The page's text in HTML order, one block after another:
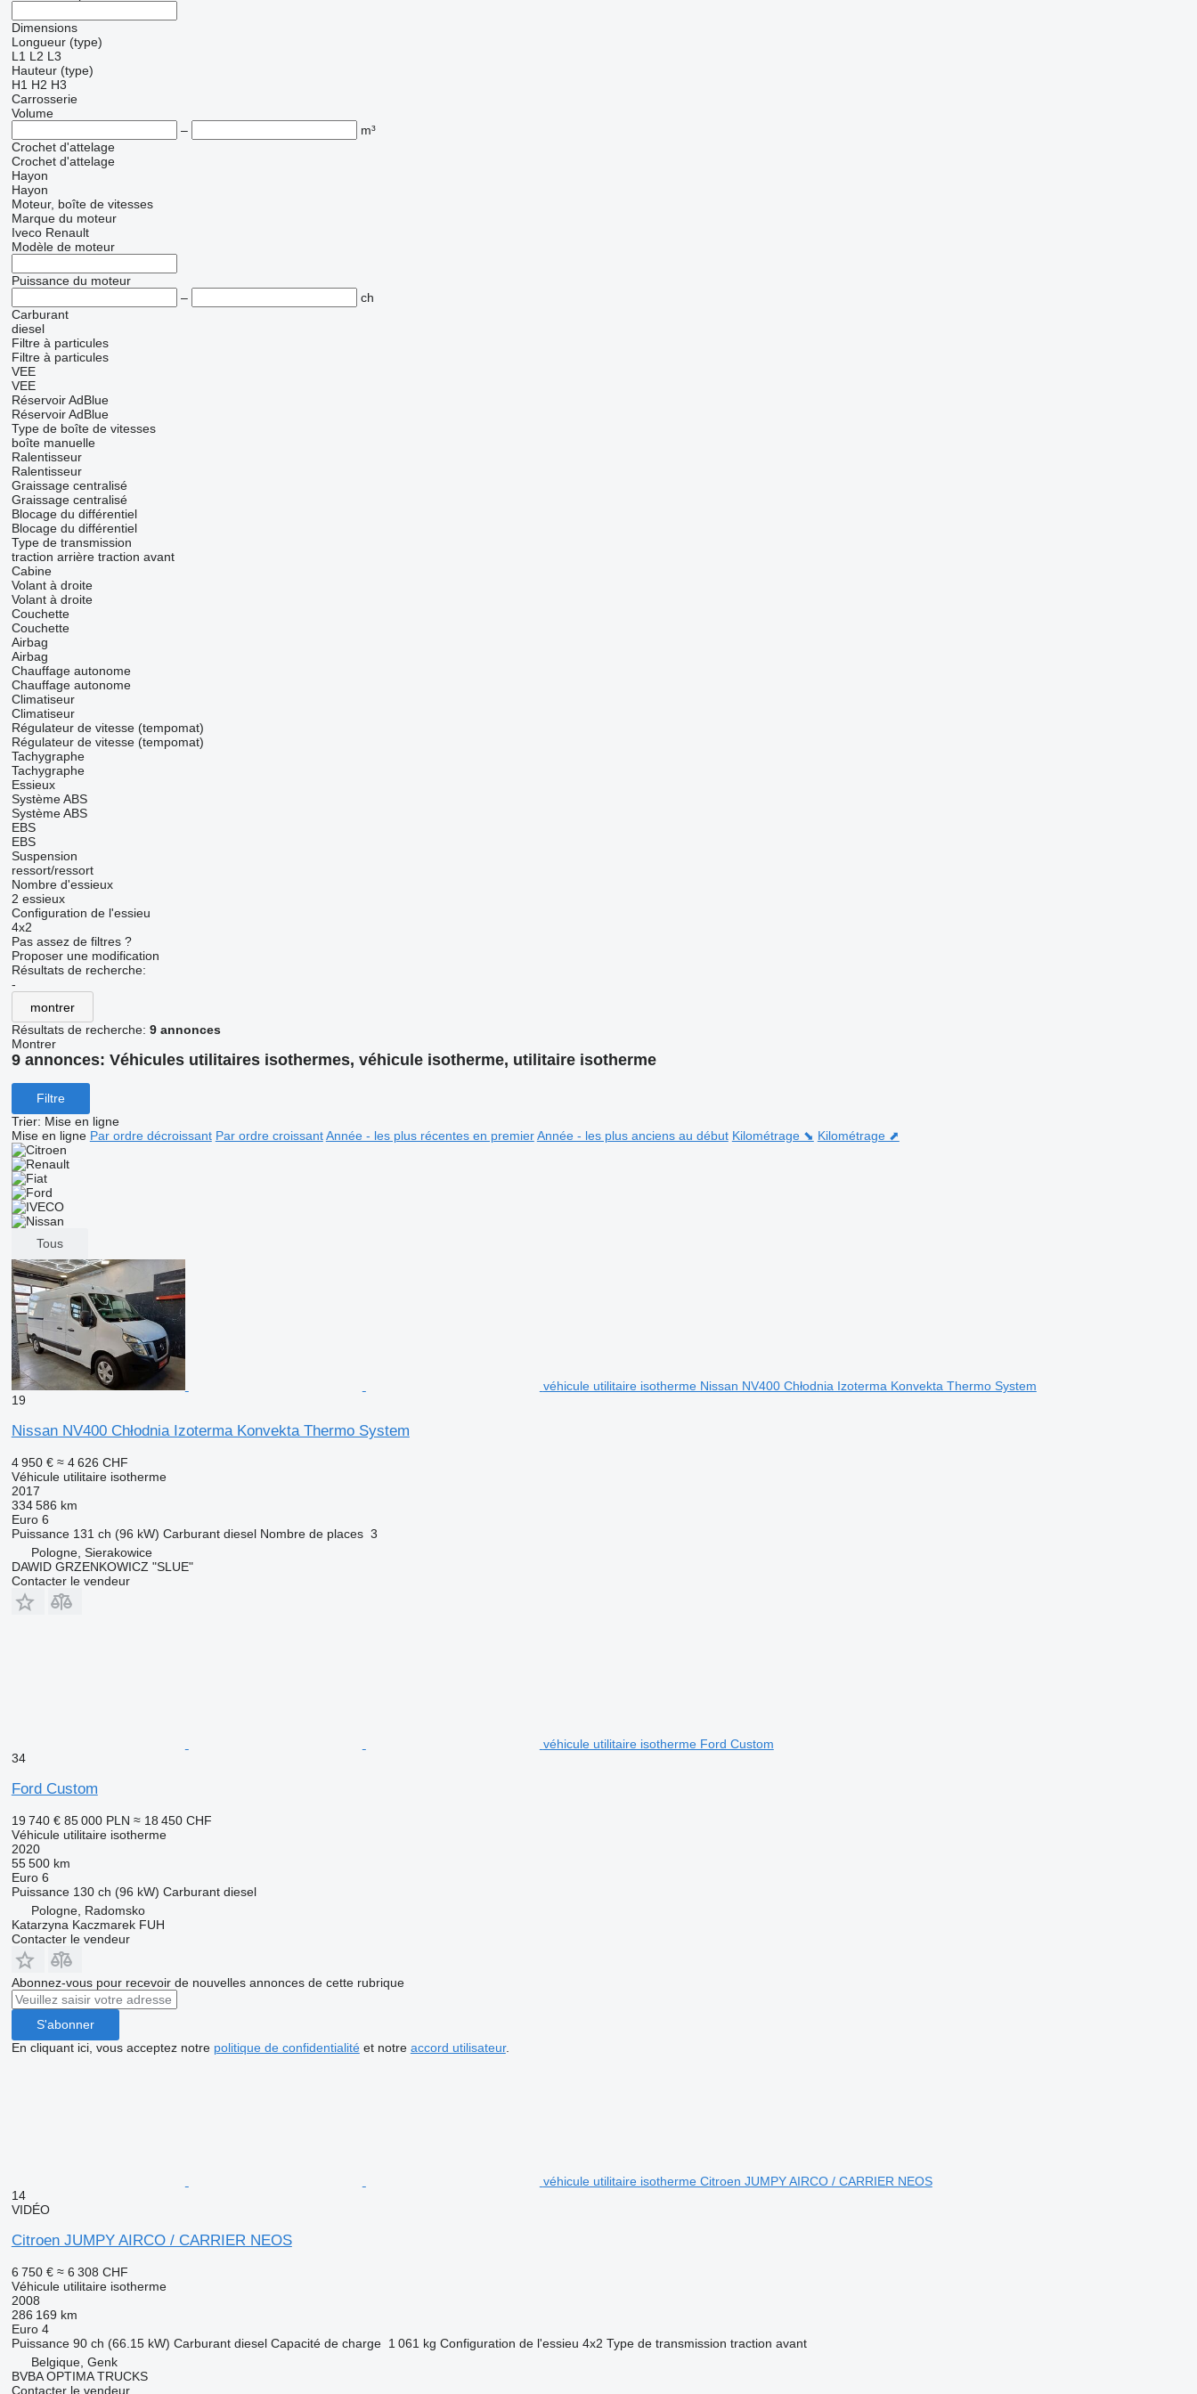
Dimensions
Longueur (type)
L1 L2 L3
Hauteur (type)
H1 H2 H3
Carrosserie
Volume
–
m³
Crochet d'attelage
Crochet d'attelage
Hayon
Hayon
Moteur, boîte de vitesses
Marque du moteur
Iveco Renault
Modèle de moteur
Puissance du moteur
–
ch
Carburant
diesel
Filtre à particules
Filtre à particules
VEE
VEE
Réservoir AdBlue
Réservoir AdBlue
Type de boîte de vitesses
boîte manuelle
Ralentisseur
Ralentisseur
Graissage centralisé
Graissage centralisé
Blocage du différentiel
Blocage du différentiel
Type de transmission
traction arrière traction avant
Cabine
Volant à droite
Volant à droite
Couchette
Couchette
Airbag
Airbag
Chauffage autonome
Chauffage autonome
Climatiseur
Climatiseur
Régulateur de vitesse (tempomat)
Régulateur de vitesse (tempomat)
Tachygraphe
Tachygraphe
Essieux
Système ABS
Système ABS
EBS
EBS
Suspension
ressort/ressort
Nombre d'essieux
2 essieux
Configuration de l'essieu
4x2
Pas assez de filtres ?
Proposer une modification
Résultats de recherche:
-
montrer
Résultats de recherche: 9 annonces
Montrer
9 annonces: Véhicules utilitaires isothermes, véhicule isotherme, utilitaire isotherme
Filtre
Trier: Mise en ligne
Mise en ligne Par ordre décroissant Par ordre croissant Année - les plus récentes en premier Année - les plus anciens au début Kilométrage ⬊ Kilométrage ⬈
Tous
véhicule utilitaire isotherme Nissan NV400 Chłodnia Izoterma Konvekta Thermo System
19
Nissan NV400 Chłodnia Izoterma Konvekta Thermo System
4 950 € ≈ 4 626 CHF
Véhicule utilitaire isotherme
2017
334 586 km
Euro 6
Puissance 131 ch (96 kW) Carburant diesel Nombre de places 3
Pologne, Sierakowice
DAWID GRZENKOWICZ "SLUE"
Contacter le vendeur
véhicule utilitaire isotherme Ford Custom
34
Ford Custom
19 740 € 85 000 PLN ≈ 18 450 CHF
Véhicule utilitaire isotherme
2020
55 500 km
Euro 6
Puissance 130 ch (96 kW) Carburant diesel
Pologne, Radomsko
Katarzyna Kaczmarek FUH
Contacter le vendeur
Abonnez-vous pour recevoir de nouvelles annonces de cette rubrique
S'abonner
En cliquant ici, vous acceptez notre politique de confidentialitéet notre accord utilisateur.
véhicule utilitaire isotherme Citroen JUMPY AIRCO / CARRIER NEOS
14
VIDÉO
Citroen JUMPY AIRCO / CARRIER NEOS
6 750 € ≈ 6 308 CHF
Véhicule utilitaire isotherme
2008
286 169 km
Euro 4
Puissance 90 ch (66.15 kW) Carburant diesel Capacité de charge 1 061 kg Configuration de l'essieu 4x2 Type de transmission traction avant
Belgique, Genk
BVBA OPTIMA TRUCKS
Contacter le vendeur